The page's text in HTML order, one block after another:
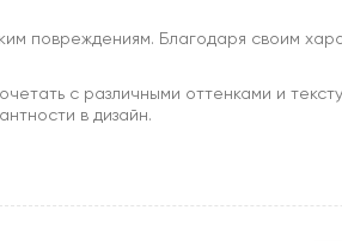
повреждениям. Благодаря своим
с различными оттенками и
в дизайн.